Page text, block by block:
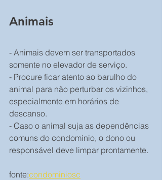
Animais
- Animais devem ser transportados
somente no elevador de serviço.
- Procure ficar atento ao barulho do
animal para não perturbar os vizinhos,
especialmente em horários de
descanso.
- Caso o animal suja as dependências
comuns do condomínio, o dono ou
responsável deve limpar prontamente.
fonte:condominiosc